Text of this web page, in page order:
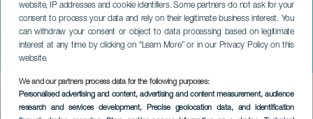
website, IP addresses and cookie identifiers. Some partners do not ask for your
consent to process your data and rely on their legitimate business interest. You
can withdraw your consent or object to data processing based on legitimate
interest at any time by clicking on “Learn More” or in our Privacy Policy on this
website.
We and our partners process data for the following purposes:
Personalised advertising and content, advertising and content measurement, audience
research and services development, Precise geolocation data, and identification
Letters for Néstor
GRÃ-CANÁRIA
Imagen
Listado